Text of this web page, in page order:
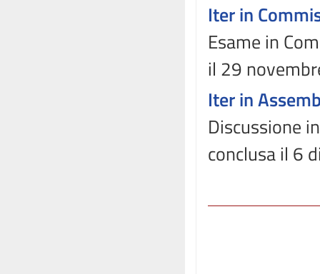
Iter in
Esame in
il 29
Iter in
Discussione
conclusa il 6